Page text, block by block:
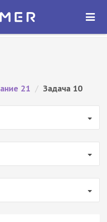
ОТКРЫТЬ
21 / Задача 10